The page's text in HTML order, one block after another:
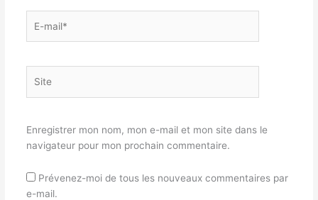
mail*
Enregistrer mon nom, mon e-mail et mon site dans le
navigateur pour mon prochain commentaire.
Prévenez-moi de tous les nouveaux commentaires par
e-mail.